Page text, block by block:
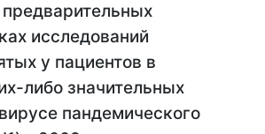
предварительных
исследований
у пациентов в
либо значительных
пандемического